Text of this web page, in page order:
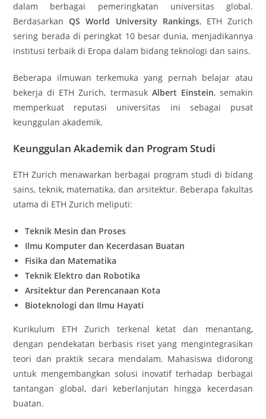
dalam berbagai pemeringkatan universitas global.
BerdasarkanQS World University Rankings, ETH Zurich
sering berada di peringkat 10 besar dunia, menjadikannya
institusi terbaik di Eropa dalam bidang teknologi dan sains.
Beberapa ilmuwan terkemuka yang pernah belajar atau
bekerja di ETH Zurich, termasuk Albert Einstein, semakin
memperkuat reputasi universitas ini sebagai pusat
keunggulan akademik.
Keunggulan Akademik dan Program Studi
ETH Zurich menawarkan berbagai program studi di bidang
sains, teknik, matematika, dan arsitektur. Beberapa fakultas
utama di ETH Zurich meliputi:
Teknik Mesin dan Proses
Ilmu Komputer dan Kecerdasan Buatan
Fisika dan Matematika
Teknik Elektro dan Robotika
Arsitektur dan Perencanaan Kota
Bioteknologi dan Ilmu Hayati
Kurikulum ETH Zurich terkenal ketat dan menantang,
dengan pendekatan berbasis riset yang mengintegrasikan
teori dan praktik secara mendalam. Mahasiswa didorong
untuk mengembangkan solusi inovatif terhadap berbagai
tantangan global, dari keberlanjutan hingga kecerdasan
buatan.